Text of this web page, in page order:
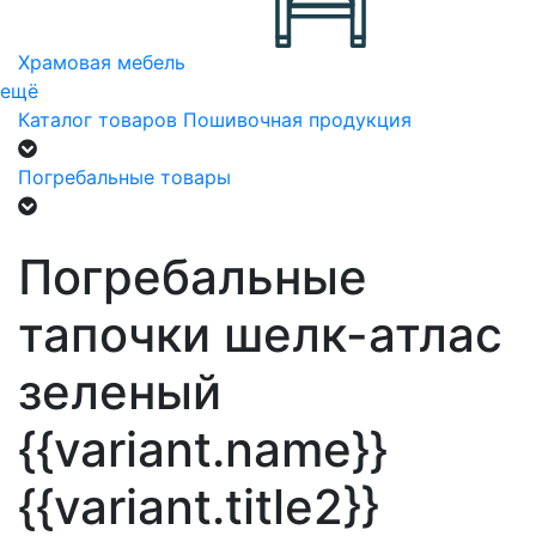
Храмовая мебель
ещё
Каталог товаров Пошивочная продукция
Погребальные товары
Погребальные
тапочки шелк-атлас
зеленый
{{variant.name}}
{{variant.title2}}